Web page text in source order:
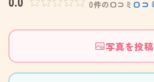
0件の口コミ 口コ
写真を投